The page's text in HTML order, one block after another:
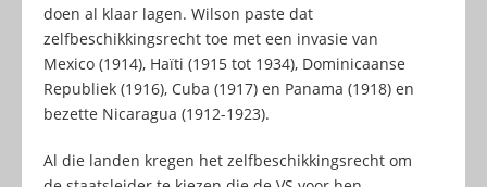
doen al klaar lagen. Wilson paste dat
zelfbeschikkingsrecht toe met een invasie van
Mexico (1914), Haïti (1915 tot 1934), Dominicaanse
Republiek (1916), Cuba (1917) en Panama (1918) en
bezette Nicaragua (1912-1923).
Al die landen kregen het zelfbeschikkingsrecht om